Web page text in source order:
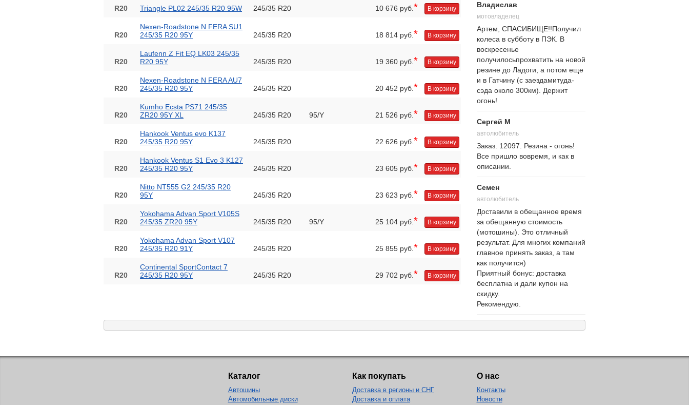
R20 Triangle PL02 245/35 R20 95W 245/35 R20 10 676 руб. * В корзину
R20
Nexen-Roadstone N FERA SU1
245/35 R20 95Y
245/35 R20 18 814 руб. * В корзину
R20
Laufenn Z Fit EQ LK03 245/35
R20 95Y
245/35 R20 19 360 руб. * В корзину
R20
Nexen-Roadstone N FERA AU7
245/35 R20 95Y
245/35 R20 20 452 руб. * В корзину
R20
Kumho Ecsta PS71 245/35
ZR20 95Y XL
245/35 R20 95/Y 21 526 руб. * В корзину
R20
Hankook Ventus evo K137
245/35 R20 95Y
245/35 R20 22 626 руб. * В корзину
R20
Hankook Ventus S1 Evo 3 K127
245/35 R20 95Y
245/35 R20 23 605 руб. * В корзину
R20
Nitto NT555 G2 245/35 R20
95Y
245/35 R20 23 623 руб. * В корзину
R20
Yokohama Advan Sport V105S
245/35 ZR20 95Y
245/35 R20 95/Y 25 104 руб. * В корзину
R20
Yokohama Advan Sport V107
245/35 R20 91Y
245/35 R20 25 855 руб. * В корзину
R20
Continental SportContact 7
245/35 R20 95Y
245/35 R20 29 702 руб. * В корзину
Владислав
мотовладелец
Артем, СПАСИБИЩЕ!!Получил
колеса в субботу в ПЭК. В
воскресенье
получилосьпрохватить на новой
резине до Ладоги, а потом еще
и в Гатчину (с заездамитуда-
сэда около 300км). Держит
огонь!
Сергей М
автолюбитель
Заказ. 12097. Резина - огонь!
Все пришло вовремя, и как в
описании.
Семен
автолюбитель
Доставили в обещанное время
за обещанную стоимость
(мотошины). Это отличный
результат. Для многих компаний
главное принять заказ, а там
как получится)
Приятный бонус: доставка
бесплатна и дали купон на
скидку.
Рекомендую.
Каталог
Автошины
Автомобильные диски
Как покупать
Доставка в регионы и СНГ
Доставка и оплата
О нас
Контакты
Новости